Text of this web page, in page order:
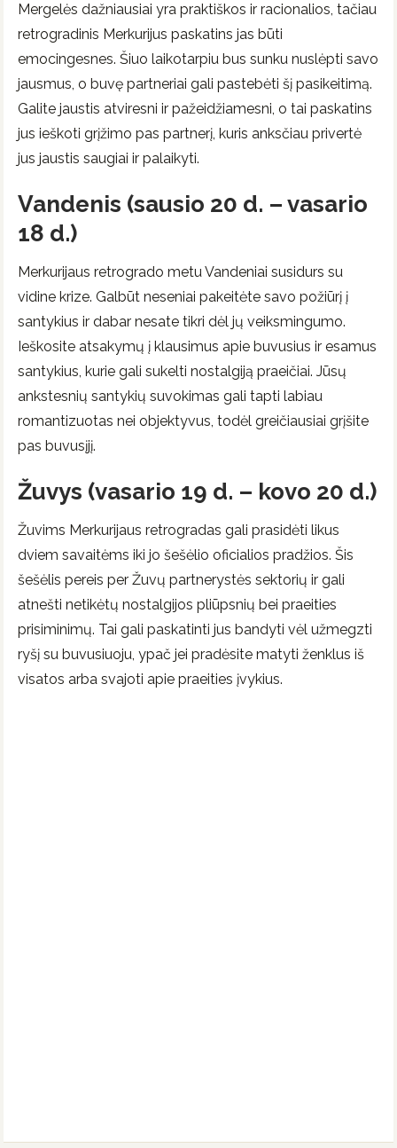
Mergelės dažniausiai yra praktiškos ir racionalios, tačiau
retrogradinis Merkurijus paskatins jas būti
emocingesnes. Šiuo laikotarpiu bus sunku nuslėpti savo
jausmus, o buvę partneriai gali pastebėti šį pasikeitimą.
Galite jaustis atviresni ir pažeidžiamesni, o tai paskatins
jus ieškoti grįžimo pas partnerį, kuris anksčiau privertė
jus jaustis saugiai ir palaikyti.
Vandenis (sausio 20 d. – vasario
18 d.)
Merkurijaus retrogrado metu Vandeniai susidurs su
vidine krize. Galbūt neseniai pakeitėte savo požiūrį į
santykius ir dabar nesate tikri dėl jų veiksmingumo.
Ieškosite atsakymų į klausimus apie buvusius ir esamus
santykius, kurie gali sukelti nostalgiją praeičiai. Jūsų
ankstesnių santykių suvokimas gali tapti labiau
romantizuotas nei objektyvus, todėl greičiausiai grįšite
pas buvusįjį.
Žuvys (vasario 19 d. – kovo 20 d.)
Žuvims Merkurijaus retrogradas gali prasidėti likus
dviem savaitėms iki jo šešėlio oficialios pradžios. Šis
šešėlis pereis per Žuvų partnerystės sektorių ir gali
atnešti netikėtų nostalgijos pliūpsnių bei praeities
prisiminimų. Tai gali paskatinti jus bandyti vėl užmegzti
ryšį su buvusiuoju, ypač jei pradėsite matyti ženklus iš
visatos arba svajoti apie praeities įvykius.